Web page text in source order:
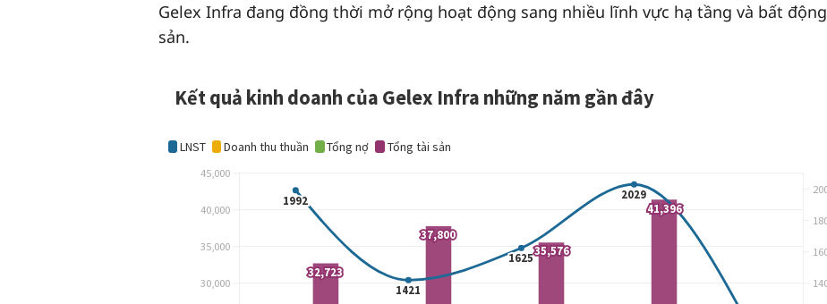
Gelex Infra đang đồng thời mở rộng hoạt động sang nhiều lĩnh vực hạ tầng và bất động
sản.